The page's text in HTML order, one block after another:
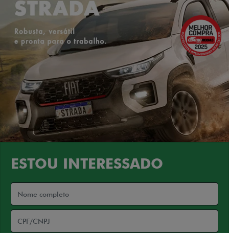
ESTOU INTERESSADO